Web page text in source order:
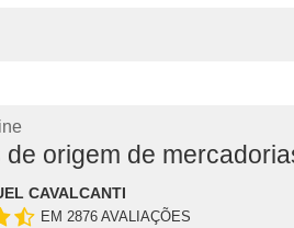
de origem de
CAVALCANTI
EM 2876 AVALIAÇÕES